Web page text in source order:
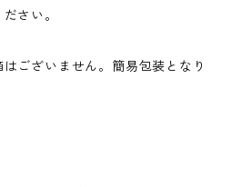
さい。
ございません。簡易包装となり